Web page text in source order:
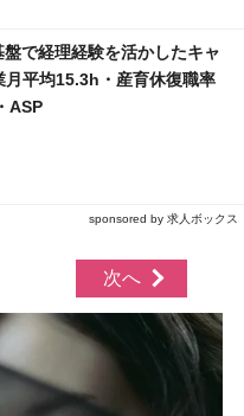
盤で経理経験を活かしたキャ
月平均15.3h・産育休復職率
ASP
sponsored by 求人ボックス
次へ